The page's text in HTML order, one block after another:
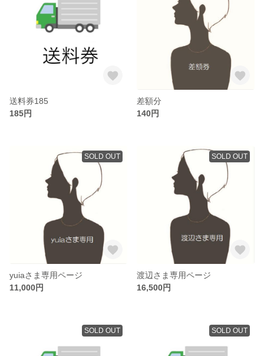
送料券185
185円
差額分
140円
SOLD OUT
yuiaさま専用ページ
11,000円
SOLD OUT
渡辺さま専用ページ
16,500円
SOLD OUT SOLD OUT